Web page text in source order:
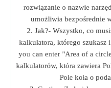
rozwiązanie o nazwie
umożliwia bezpośrednie
2. Jak?- Wszystko, co
kalkulatora, którego szukasz
you can enter "Area of a
kalkulatorów, która zawiera
Pole koła o